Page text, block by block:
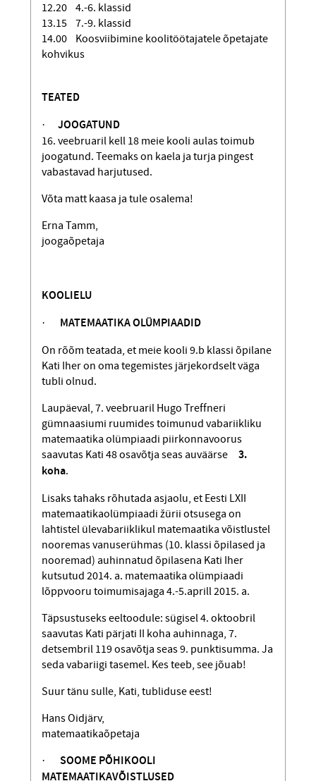
12.20 4.-6. klassid
13.15 7.-9. klassid
14.00 Koosviibimine koolitöötajatele õpetajate
kohvikus
TEATED
· JOOGATUND
16. veebruaril kell 18 meie kooli aulas toimub
joogatund. Teemaks on kaela ja turja pingest
vabastavad harjutused.
Võta matt kaasa ja tule osalema!
Erna Tamm,
joogaõpetaja
KOOLIELU
· MATEMAATIKA OLÜMPIAADID
On rõõm teatada, et meie kooli 9.b klassi õpilane
Kati Iher on oma tegemistes järjekordselt väga
tubli olnud.
Laupäeval, 7. veebruaril Hugo Treffneri
gümnaasiumi ruumides toimunud vabariikliku
matemaatika olümpiaadi piirkonnavoorus
saavutas Kati 48 osavõtja seas auväärse 3.
koha.
Lisaks tahaks rõhutada asjaolu, et Eesti LXII
matemaatikaolümpiaadi žürii otsusega on
lahtistel ülevabariiklikul matemaatika võistlustel
nooremas vanuserühmas (10. klassi õpilased ja
nooremad) auhinnatud õpilasena Kati Iher
kutsutud 2014. a. mate­maatika olümpiaadi
lõppvooru toimumisajaga 4.-5.aprill 2015. a.
Täpsustuseks eeltoodule: sügisel 4. oktoobril
saavutas Kati pärjati II koha auhinnaga, 7.
detsembril 119 osavõtja seas 9. punktisumma. Ja
seda vabariigi tasemel. Kes teeb, see jõuab!
Suur tänu sulle, Kati, tubliduse eest!
Hans Oidjärv,
matemaatikaõpetaja
· SOOME PÕHIKOOLI
MATEMAATIKAVÕISTLUSED